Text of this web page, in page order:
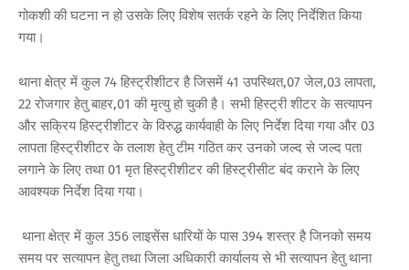
गोकशी की घटना न हो उसके लिए विशेष सतर्क रहने के लिए निर्देशित किया
गया।
थाना क्षेत्र में कुल 74 हिस्ट्रीशीटर है जिसमें 41 उपस्थित,07 जेल,03 लापता,
22 रोजगार हेतु बाहर,01 की मृत्यु हो चुकी है। सभी हिस्ट्री शीटर के सत्यापन
और सक्रिय हिस्ट्रीशीटर के विरुद्ध कार्यवाही के लिए निर्देश दिया गया और 03
लापता हिस्ट्रीशीटर के तलाश हेतु टीम गठित कर उनको जल्द से जल्द पता
लगाने के लिए तथा 01 मृत हिस्ट्रीशीटर की हिस्ट्रीसीट बंद कराने के लिए
आवश्यक निर्देश दिया गया।
थाना क्षेत्र में कुल 356 लाइसेंस धारियों के पास 394 शस्त्र है जिनको समय
समय पर सत्यापन हेतु तथा जिला अधिकारी कार्यालय से भी सत्यापन हेतु थाना